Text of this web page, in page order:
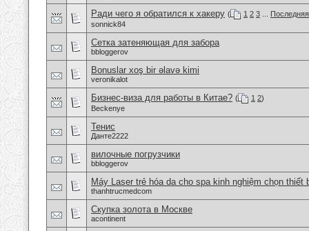
Ради чего я обратился к хакеру ( 1 2 3
sonnick84
Сетка затеняющая для забора
bbloggerov
Bonuslar xoş bir əlavə kimi
veronikalot
Бизнес-виза для работы в Китае? ( 1 2)
Beckenye
Тенис
Данте2222
вилочные погрузчики
bbloggerov
Máy Laser trẻ hóa da cho spa kinh nghiệm chọn thiết
thanhtrucmedcom
Скупка золота в Москве
acontinent